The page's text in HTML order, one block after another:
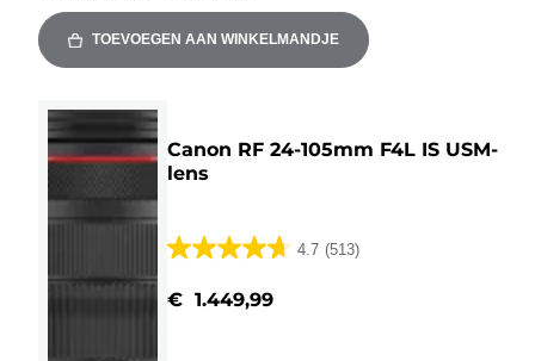
TOEVOEGEN AAN WINKELMANDJE
Canon RF 24-105mm F4L IS USM-
lens
4.7 (513)
4.7
van
€ 1.449,99